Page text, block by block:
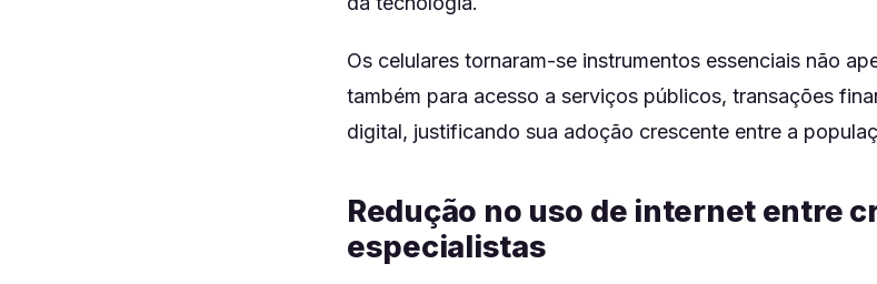
Os celulares tornaram-se instrumentos essenciais não
também para acesso a serviços públicos, transações
digital, justificando sua adoção crescente entre a
Redução no uso de internet entre
especialistas